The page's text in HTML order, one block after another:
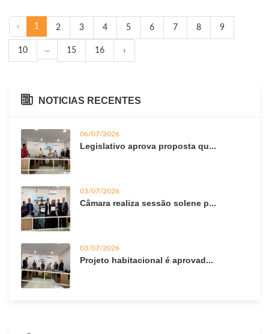
‹ 1 2 3 4 5 6 7 8 9
10 ... 15 16 ›
NOTICIAS RECENTES
06/07/2026
Legislativo aprova proposta qu...
03/07/2026
Câmara realiza sessão solene p...
03/07/2026
Projeto habitacional é aprovad...